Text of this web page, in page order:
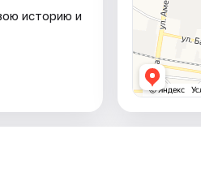
историю и